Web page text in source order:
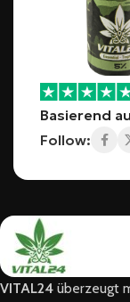
Basierend
Follow:
VITAL24 überzeugt